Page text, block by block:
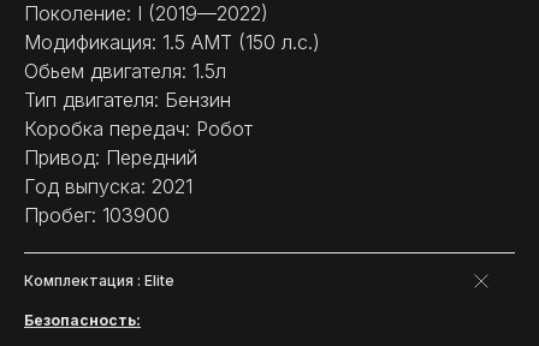
Поколение: I (2019—2022)
Модификация: 1.5 AMT (150 л.с.)
Обьем двигателя: 1.5л
Тип двигателя: Бензин
Коробка передач: Робот
Привод: Передний
Год выпуска: 2021
Пробег: 103900
Комплектация : Elite
Безопасность: